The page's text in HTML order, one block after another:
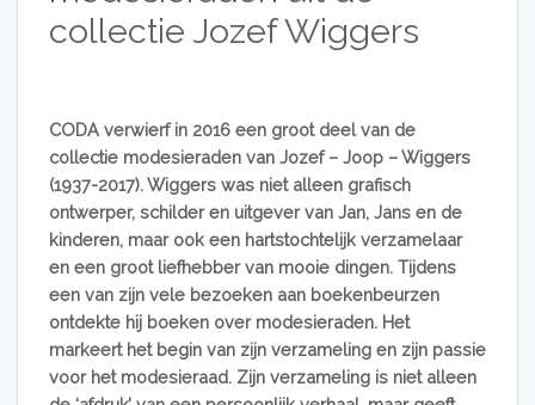
collectie Jozef Wiggers
CODA verwierf in 2016 een groot deel van de
collectie modesieraden van Jozef – Joop – Wiggers
(1937-2017). Wiggers was niet alleen grafisch
ontwerper, schilder en uitgever van Jan, Jans en de
kinderen, maar ook een hartstochtelijk verzamelaar
en een groot liefhebber van mooie dingen. Tijdens
een van zijn vele bezoeken aan boekenbeurzen
ontdekte hij boeken over modesieraden. Het
markeert het begin van zijn verzameling en zijn passie
voor het modesieraad. Zijn verzameling is niet alleen